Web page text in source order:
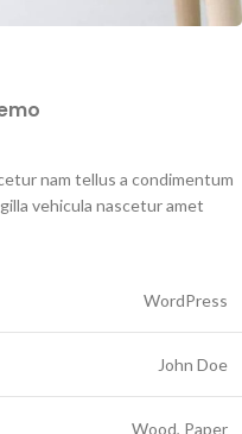
nam tellus a condimentum
vehicula nascetur amet
WordPress
John Doe
Wood, Paper